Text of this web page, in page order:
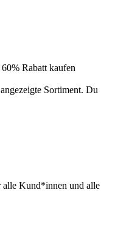
Rabatt kaufen
Sortiment. Du
Kund*innen und alle